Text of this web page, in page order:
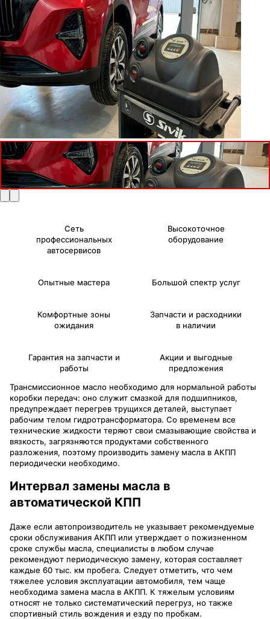
Сеть
профессиональных
автосервисов
Высокоточное
оборудование
Опытные мастера Большой спектр услуг
Комфортные зоны
ожидания
Запчасти и расходники
в наличии
Гарантия на запчасти и
работы
Акции и выгодные
предложения
Трансмиссионное масло необходимо для нормальной работы
коробки передач: оно служит смазкой для подшипников,
предупреждает перегрев трущихся деталей, выступает
рабочим телом гидротрансформатора. Со временем все
технические жидкости теряют свои смазывающие свойства и
вязкость, загрязняются продуктами собственного
разложения, поэтому производить замену масла в АКПП
периодически необходимо.
Интервал замены масла в
автоматической КПП
Даже если автопроизводитель не указывает рекомендуемые
сроки обслуживания АКПП или утверждает о пожизненном
сроке службы масла, специалисты в любом случае
рекомендуют периодическую замену, которая составляет
каждые 60 тыс. км пробега. Следует отметить, что чем
тяжелее условия эксплуатации автомобиля, тем чаще
необходима замена масла в АКПП. К тяжелым условиям
относят не только систематический перегруз, но также
спортивный стиль вождения и езду по пробкам.